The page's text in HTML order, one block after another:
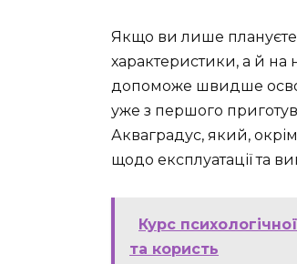
Якщо ви лише плануєте
характеристики, а й на
допоможе швидше
уже з першого
Акваградус, який,
щодо експлуатації та
Курс
та користь